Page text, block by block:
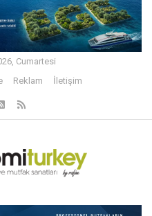
Cumartesi
Reklam İletişim